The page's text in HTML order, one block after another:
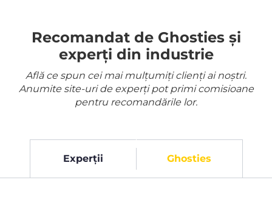
Recomandat de Ghosties și
experți din industrie
Află ce spun cei mai mulțumiți clienți ai noștri.
Anumite site-uri de experți pot primi comisioane
pentru recomandările lor.
Experții Ghosties